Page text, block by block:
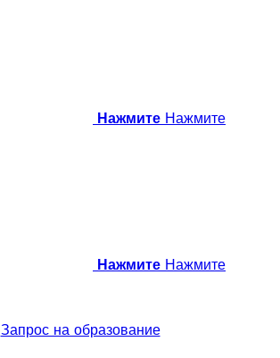
Нажмите Нажмите
Нажмите Нажмите
Запрос на образование